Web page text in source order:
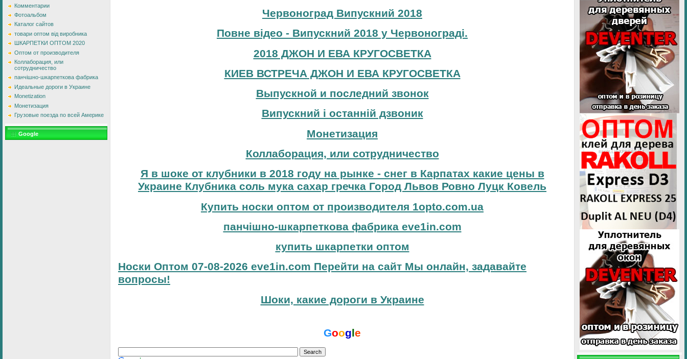
Комментарии
Фотоальбом
Каталог сайтов
товари оптом від виробника
ШКАРПЕТКИ ОПТОМ 2020
Оптом от производителя
Коллаборация, или
сотрудничество
панчішно-шкарпеткова фабрика
Идеальные дороги в Украине
Monetization
Монетизация
Грузовые поезда по всей Америке
Google
Червоноград Випускний 2018
Повне відео - Випускний 2018 у Червонограді.
2018 ДЖОН И ЕВА КРУГОСВЕТКА
КИЕВ ВСТРЕЧА ДЖОН И ЕВА КРУГОСВЕТКА
Выпускной и последний звонок
Випускний і останній дзвоник
Монетизация
Коллаборация, или сотрудничество
Я в шоке от клубники в 2018 году на рынке - снег в Карпатах какие цены в
Украине Клубника соль мука сахар гречка Город Львов Ровно Луцк Ковель
Купить носки оптом от производителя 1opto.com.ua
панчішно-шкарпеткова фабрика eve1in.com
купить шкарпетки оптом
Носки Оптом 07-08-2026 eve1in.com Перейти на сайт Мы онлайн, задавайте
вопросы!
Шоки, какие дороги в Украине
Google